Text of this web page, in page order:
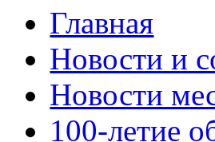
Главная
Новости и
Новости
100-летие